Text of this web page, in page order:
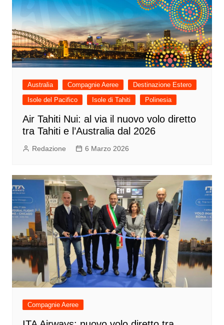
Australia Compagnie Aeree
Destinazione Estero
Isole del Pacifico
Isole di Tahiti Polinesia
Air Tahiti Nui: al via il nuovo volo diretto
tra Tahiti e l’Australia dal 2026
Redazione 6 Marzo 2026
Compagnie Aeree